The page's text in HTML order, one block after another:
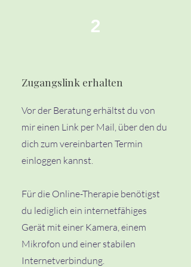
Zugangslink erhalten
Vor der Beratung erhältst du von
mir einen Link per Mail, über den du
dich zum vereinbarten Termin
einloggen kannst.
Für die Online-Therapie benötigst
du lediglich ein internetfähiges
Gerät mit einer Kamera, einem
Mikrofon und einer stabilen
Internetverbindung.
2